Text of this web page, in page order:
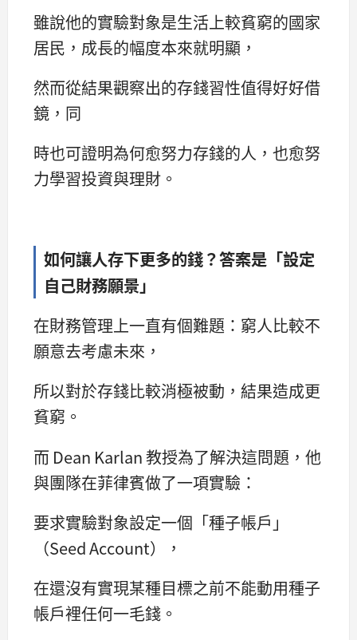
雖說他的實驗對象是生活上較貧窮的國家
居民，成長的幅度本來就明顯，
然而從結果觀察出的存錢習性值得好好借
鏡，同
時也可證明為何愈努力存錢的人，也愈努
力學習投資與理財。
如何讓人存下更多的錢？答案是「設定
自己財務願景」
在財務管理上一直有個難題：窮人比較不
願意去考慮未來，
所以對於存錢比較消極被動，結果造成更
貧窮。
而 Dean Karlan 教授為了解決這問題，他
與團隊在菲律賓做了一項實驗：
要求實驗對象設定一個「種子帳戶」
（Seed Account），
在還沒有實現某種目標之前不能動用種子
帳戶裡任何一毛錢。